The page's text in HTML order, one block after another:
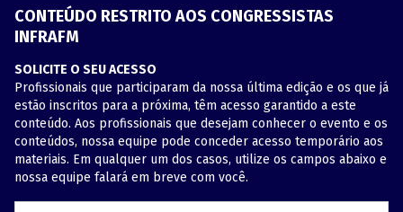
CONTEÚDO RESTRITO AOS CONGRESSISTAS
INFRAFM
SOLICITE O SEU ACESSO
Profissionais que participaram da nossa última edição e os que já
estão inscritos para a próxima, têm acesso garantido a este
conteúdo. Aos profissionais que desejam conhecer o evento e os
conteúdos, nossa equipe pode conceder acesso temporário aos
materiais. Em qualquer um dos casos, utilize os campos abaixo e
nossa equipe falará em breve com você.
informativos por e-mail, novidades e inovação.
QUERO PARTICIPAR